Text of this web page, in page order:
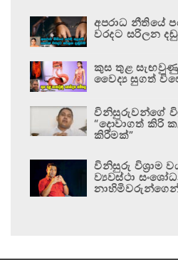
අපරාධ නීතියේ
වරදට සරිලන
කුස තුළ
වෛද්‍ය සුගත්
විනිසුරුවන්ගේ
“දොවාගත් කිරි
කිරීමක්”
විනිසුරු විශ්‍රාම
ව්‍යවස්ථා